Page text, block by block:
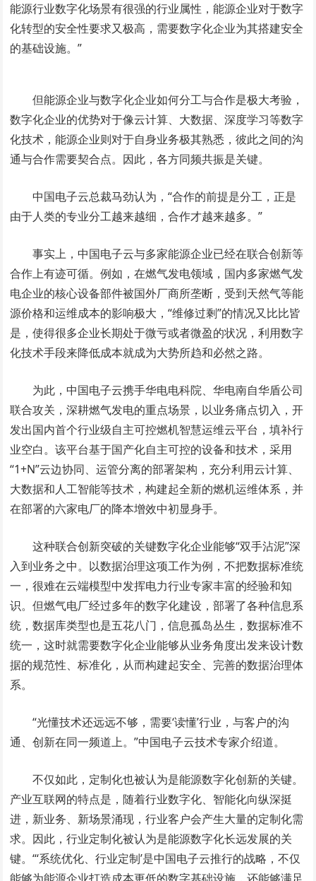
能源行业数字化场景有很强的行业属性，能源企业对于数字
化转型的安全性要求又极高，需要数字化企业为其搭建安全
的基础设施。”
但能源企业与数字化企业如何分工与合作是极大考验，
数字化企业的优势对于像云计算、大数据、深度学习等数字
化技术，能源企业则对于自身业务极其熟悉，彼此之间的沟
通与合作需要契合点。因此，各方同频共振是关键。
中国电子云总裁马劲认为，“合作的前提是分工，正是
由于人类的专业分工越来越细，合作才越来越多。”
事实上，中国电子云与多家能源企业已经在联合创新等
合作上有迹可循。例如，在燃气发电领域，国内多家燃气发
电企业的核心设备部件被国外厂商所垄断，受到天然气等能
源价格和运维成本的影响极大，“维修过剩”的情况又比比皆
是，使得很多企业长期处于微亏或者微盈的状况，利用数字
化技术手段来降低成本就成为大势所趋和必然之路。
为此，中国电子云携手华电电科院、华电南自华盾公司
联合攻关，深耕燃气发电的重点场景，以业务痛点切入，开
发出国内首个行业级自主可控燃机智慧运维云平台，填补行
业空白。该平台基于国产化自主可控的设备和技术，采用
“1+N”云边协同、运管分离的部署架构，充分利用云计算、
大数据和人工智能等技术，构建起全新的燃机运维体系，并
在部署的六家电厂的降本增效中初显身手。
这种联合创新突破的关键数字化企业能够“双手沾泥”深
入到业务之中。以数据治理这项工作为例，不把数据标准统
一，很难在云端模型中发挥电力行业专家丰富的经验和知
识。但燃气电厂经过多年的数字化建设，部署了各种信息系
统，数据库类型也是五花八门，信息孤岛丛生，数据标准不
统一，这时就需要数字化企业能够从业务角度出发来设计数
据的规范性、标准化，从而构建起安全、完善的数据治理体
系。
“光懂技术还远远不够，需要‘读懂’行业，与客户的沟
通、创新在同一频道上。”中国电子云技术专家介绍道。
不仅如此，定制化也被认为是能源数字化创新的关键。
产业互联网的特点是，随着行业数字化、智能化向纵深挺
进，新业务、新场景涌现，行业客户会产生大量的定制化需
求。因此，行业定制化被认为是能源数字化长远发展的关
键。“‘系统优化、行业定制’是中国电子云推行的战略，不仅